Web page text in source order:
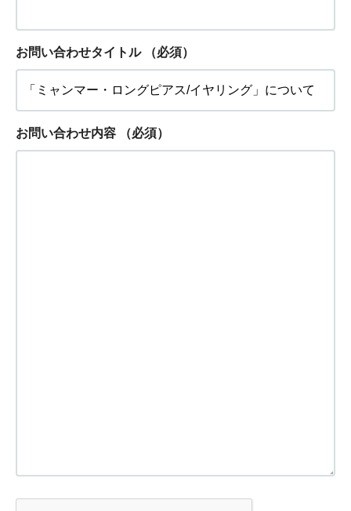
お問い合わせタイトル （必須）
お問い合わせ内容 （必須）